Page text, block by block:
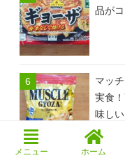
品が
マッ
実食
味し
メニュー ホーム